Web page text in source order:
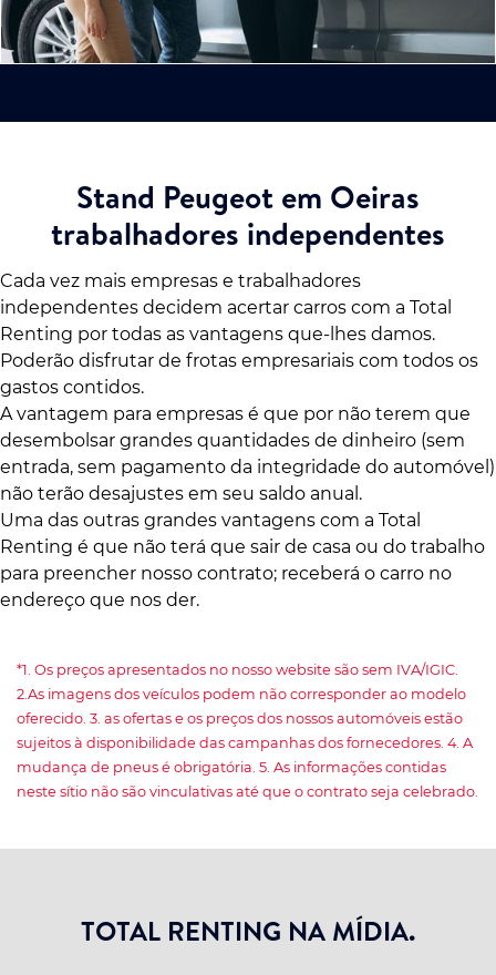
Stand Peugeot em Oeiras
trabalhadores independentes
Cada vez mais empresas e trabalhadores
independentes decidem acertar carros com a Total
Renting por todas as vantagens que-lhes damos.
Poderão disfrutar de frotas empresariais com todos os
gastos contidos.
A vantagem para empresas é que por não terem que
desembolsar grandes quantidades de dinheiro (sem
entrada, sem pagamento da integridade do automóvel)
não terão desajustes em seu saldo anual.
Uma das outras grandes vantagens com a Total
Renting é que não terá que sair de casa ou do trabalho
para preencher nosso contrato; receberá o carro no
endereço que nos der.
*1. Os preços apresentados no nosso website são sem IVA/IGIC.
2.As imagens dos veículos podem não corresponder ao modelo
oferecido. 3. as ofertas e os preços dos nossos automóveis estão
sujeitos à disponibilidade das campanhas dos fornecedores. 4. A
mudança de pneus é obrigatória. 5. As informações contidas
neste sítio não são vinculativas até que o contrato seja celebrado.
TOTAL RENTING NA MÍDIA.